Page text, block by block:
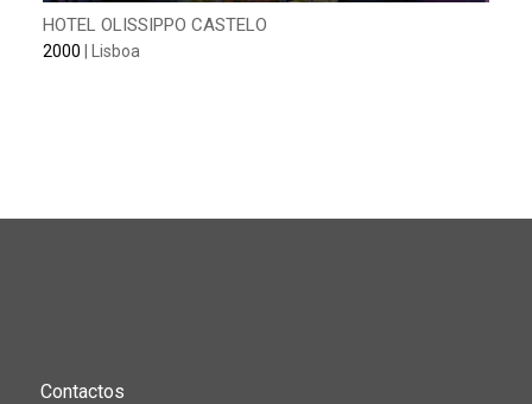
HOTEL OLISSIPPO CASTELO
2000 | Lisboa
Contactos